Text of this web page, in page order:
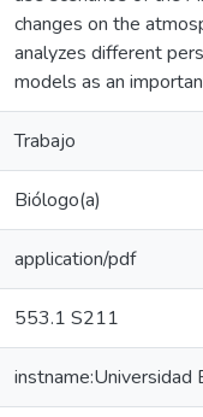
changes on the
analyzes different
models as an
Trabajo
Biólogo(a)
application/pdf
553.1 S211
instname:Universidad